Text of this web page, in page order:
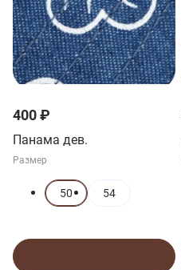
400 ₽
Панама дев.
Размер
50 54